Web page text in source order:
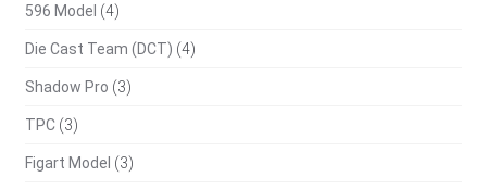
596 Model (4)
Die Cast Team (DCT) (4)
Shadow Pro (3)
TPC (3)
Figart Model (3)